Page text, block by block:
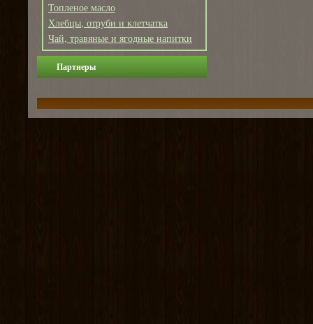
Топленое масло
Хлебцы, отруби и клетчатка
Чай, травяные и ягодные напитки
Партнеры